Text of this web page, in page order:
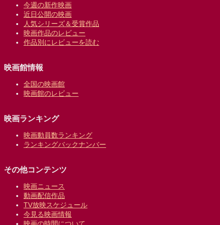
今週の新作映画
近日公開の映画
人気シリーズ＆受賞作品
映画作品のレビュー
作品別にレビューを読む
映画館情報
全国の映画館
映画館のレビュー
映画ランキング
映画動員数ランキング
ランキングバックナンバー
その他コンテンツ
映画ニュース
動画配信作品
TV放映スケジュール
今見る映画情報
映画の時間について